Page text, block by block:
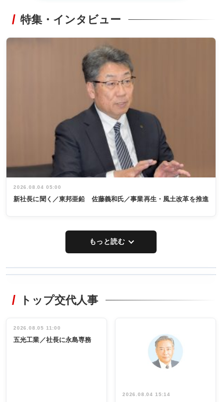
特集・インタビュー
2026.08.04 05:00
新社長に聞く／東邦亜鉛 佐藤義和氏／事業再生・風土改革を推進
もっと読む
非鉄業界で
インタビュ
ー／社内ア
タックトレー
祝う 業界関
係者ら220人
出席
トップ交代人事
2026.08.05 11:00
五光工業／社長に永島専務
2026.08.04 15:14